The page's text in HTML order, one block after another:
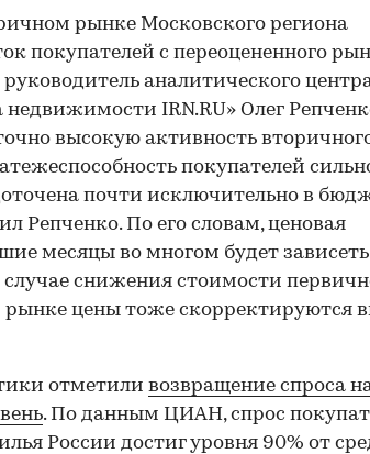
рынке Московского региона
покупателей с переоцененного
аналитического
IRN.RU» Олег
высокую активность
покупателей
почти исключительно в
Репченко. По его словам, ценовая
месяцы во многом будет зависеть
снижения стоимости
цены тоже скорректируются
отметили возвращение спроса
. По данным ЦИАН, спрос
России достиг уровня 90% от